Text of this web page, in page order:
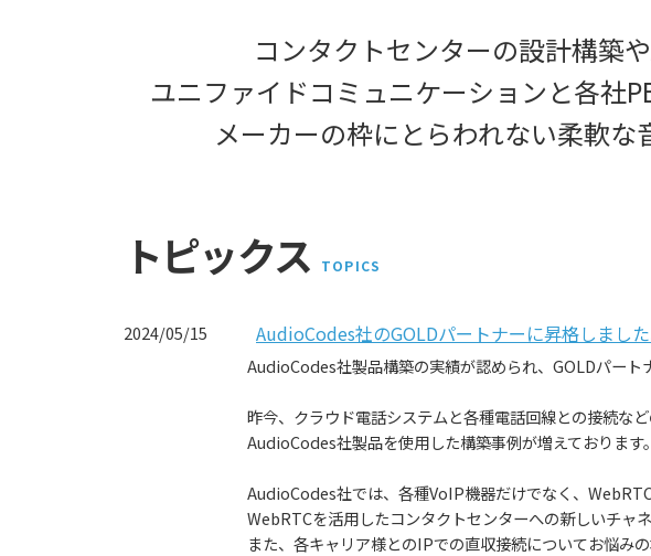
コンタクトセンターの設計構築
ユニファイドコミュニケーションと各社
メーカーの枠にとらわれない柔軟な
トピックス TOPICS
2024/05/15 AudioCodes社のGOLDパートナーに昇格しました
AudioCodes社製品構築の実績が認められ、GOLDパート
昨今、クラウド電話システムと各種電話回線との接続な
AudioCodes社製品を使用した構築事例が増えております。
AudioCodes社では、各種VoIP機器だけでなく、
WebRTCを活用したコンタクトセンターへの新しいチャ
また、各キャリア様とのIPでの直収接続についてお悩み